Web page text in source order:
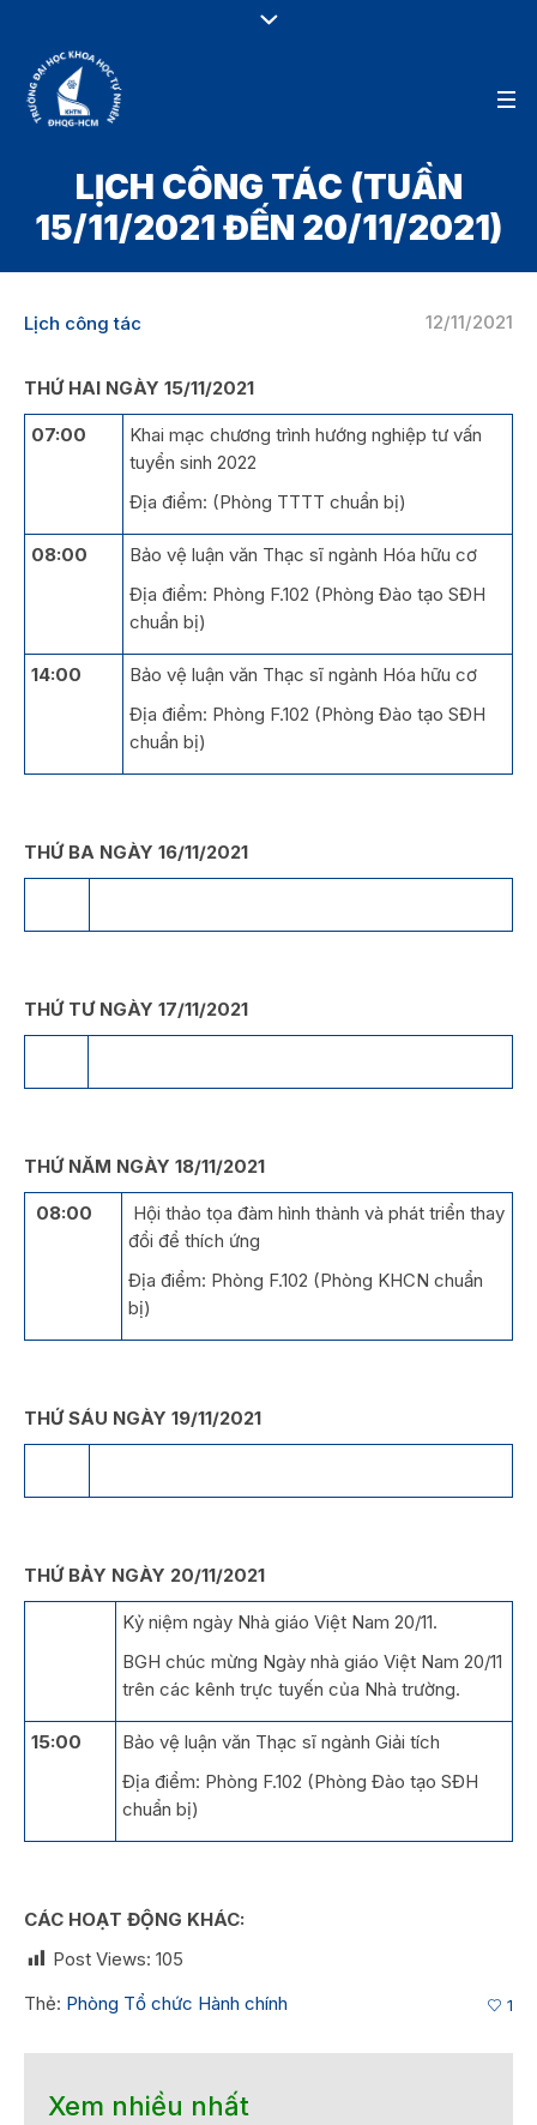
LỊCH CÔNG TÁC (TUẦN
15/11/2021 ĐẾN 20/11/2021)
12/11/2021
Lịch công tác
THỨ HAI NGÀY 15/11/2021
07:00
Khai mạc chương trình hướng nghiệp tư vấn
tuyển sinh 2022
Địa điểm: (Phòng TTTT chuẩn bị)
08:00
Bảo vệ luận văn Thạc sĩ ngành Hóa hữu cơ
Địa điểm: Phòng F.102 (Phòng Đào tạo SĐH
chuẩn bị)
14:00
Bảo vệ luận văn Thạc sĩ ngành Hóa hữu cơ
Địa điểm: Phòng F.102 (Phòng Đào tạo SĐH
chuẩn bị)
THỨ BA NGÀY 16/11/2021
THỨ TƯ NGÀY 17/11/2021
THỨ NĂM NGÀY 18/11/2021
08:00
Hội thảo tọa đàm hình thành và phát triển thay
đổi để thích ứng
Địa điểm: Phòng F.102 (Phòng KHCN chuẩn
bị)
THỨ SÁU NGÀY 19/11/2021
THỨ BẢY NGÀY 20/11/2021
Kỷ niệm ngày Nhà giáo Việt Nam 20/11.
BGH chúc mừng Ngày nhà giáo Việt Nam 20/11
trên các kênh trực tuyến của Nhà trường.
15:00
Bảo vệ luận văn Thạc sĩ ngành Giải tích
Địa điểm: Phòng F.102 (Phòng Đào tạo SĐH
chuẩn bị)
CÁC HOẠT ĐỘNG KHÁC:
Post Views: 105
Thẻ: Phòng Tổ chức Hành chính 1
Xem nhiều nhất